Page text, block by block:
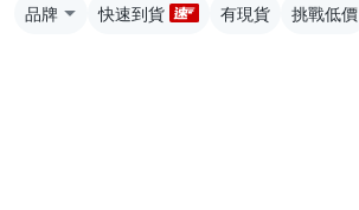
品牌 快速到貨 有現貨 挑戰低價